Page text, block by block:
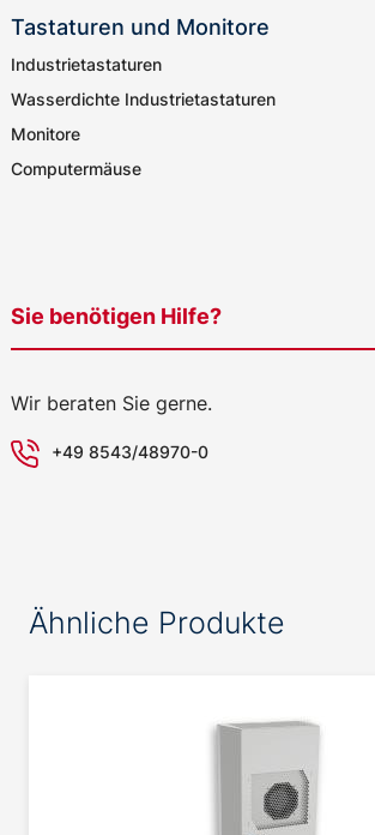
Tastaturen und Monitore
Industrietastaturen
Wasserdichte Industrietastaturen
Monitore
Computermäuse
Sie benötigen Hilfe?
Wir beraten Sie gerne.
+49 8543/48970-0
Ähnliche Produkte